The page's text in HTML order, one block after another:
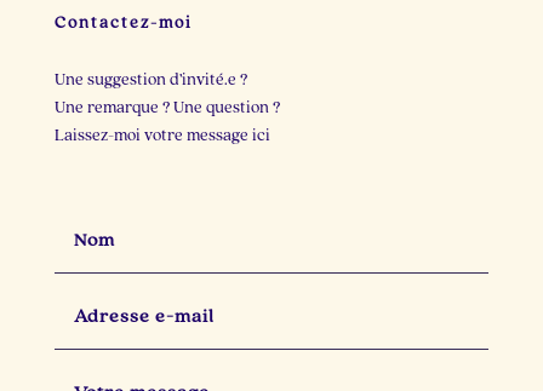
Contactez-moi
Une suggestion d’invité.e ?
Une remarque ? Une question ?
Laissez-moi votre message ici